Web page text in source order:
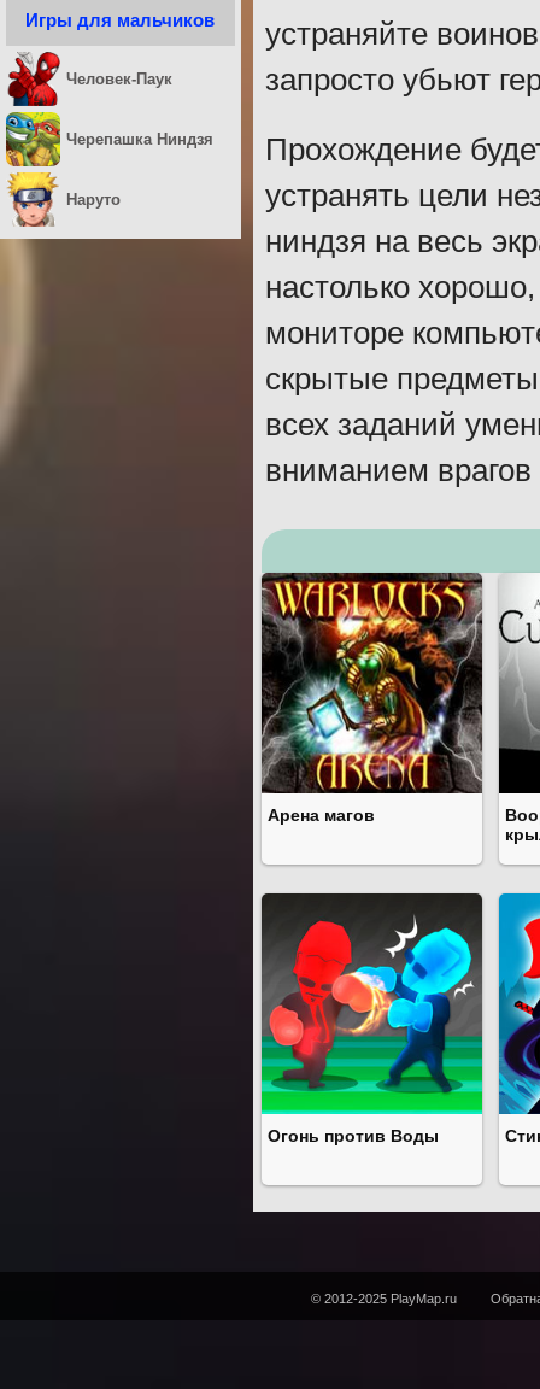
устраняйте
запросто убьют
Прохождение
устранять цели
ниндзя на весь
настолько
мониторе
скрытые
всех заданий
вниманием
Арена магов
Огонь против Воды
Игры для мальчиков
Человек-Паук
Черепашка Ниндзя
Наруто
© 2012-2025 PlayMap.ru